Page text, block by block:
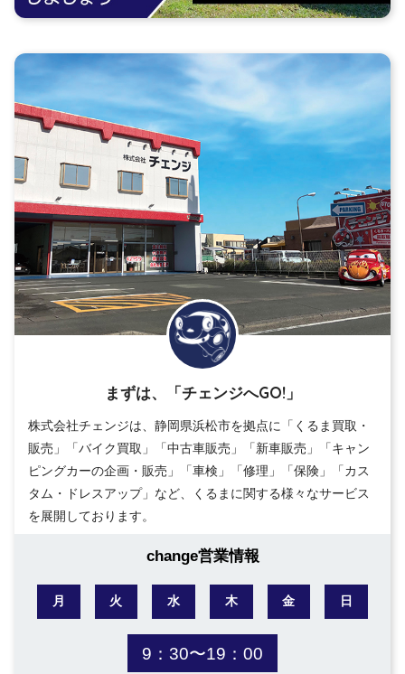
まずは、「チェンジへGO!」
株式会社チェンジは、静岡県浜松市を拠点に「くるま買取・
販売」「バイク買取」「中古車販売」「新車販売」「キャン
ピングカーの企画・販売」「車検」「修理」「保険」「カス
タム・ドレスアップ」など、くるまに関する様々なサービス
を展開しております。
change営業情報
月 火 水 木 金 日
9：30〜19：00